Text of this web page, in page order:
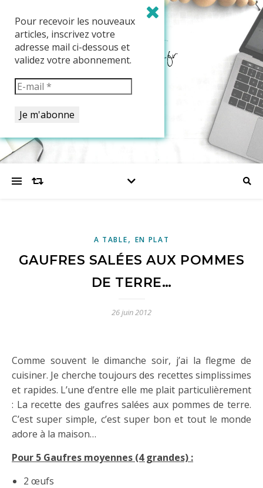
A TABLE, EN PLAT
GAUFRES SALÉES AUX POMMES
DE TERRE…
26 juin 2012
Comme souvent le dimanche soir, j’ai la flegme de
cuisiner. Je cherche toujours des recettes simplissimes
et rapides. L’une d’entre elle me plait particulièrement
: La recette des gaufres salées aux pommes de terre.
C’est super simple, c’est super bon et tout le monde
adore à la maison…
Pour 5 Gaufres moyennes (4 grandes) :
2 œufs
Pour recevoir les nouveaux
articles, inscrivez votre
adresse mail ci-dessous et
validez votre abonnement.